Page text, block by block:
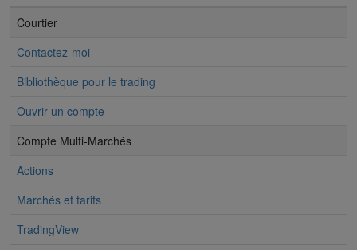
Courtier
Contactez-moi
Bibliothèque pour le trading
Ouvrir un compte
Compte Multi-Marchés
Actions
Marchés et tarifs
TradingView